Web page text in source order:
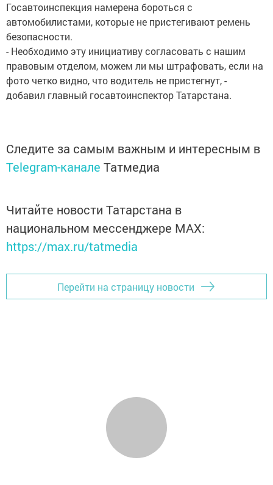
Госавтоинспекция намерена бороться с
автомобилистами, которые не пристегивают ремень
безопасности.
- Необходимо эту инициативу согласовать с нашим
правовым отделом, можем ли мы штрафовать, если на
фото четко видно, что водитель не пристегнут, -
добавил главный госавтоинспектор Татарстана.
Следите за самым важным и интересным в
Telegram-канале Татмедиа
Читайте новости Татарстана в
национальном мессенджере MАХ:
https://max.ru/tatmedia
Перейти на страницу новости